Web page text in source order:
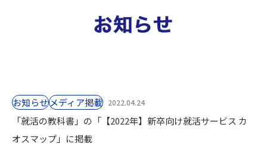
お知らせ⁨⁩メディア掲載 2022.04.24
「就活の教科書」の「【2022年】新卒向け就活サービス カ
オスマップ」に掲載